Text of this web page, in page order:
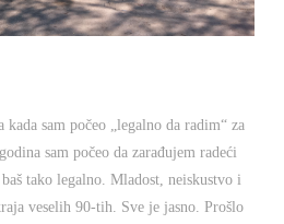
sam počeo „legalno da radim“ za
sam počeo da zarađujem radeći
tako legalno. Mladost, neiskustvo i
veselih 90-tih. Sve je jasno. Prošlo